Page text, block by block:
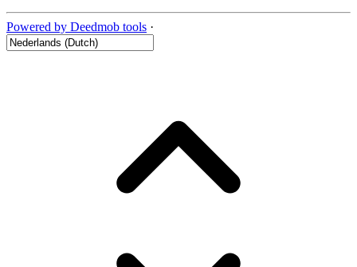
Powered by Deedmob tools ·